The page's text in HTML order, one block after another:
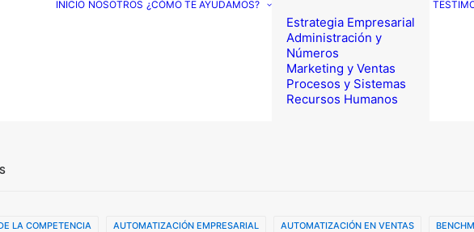
INICIO NOSOTROS ¿CÓMO TE AYUDAMOS?
Estrategia Empresarial
Administración y
Números
Marketing y Ventas
Procesos y Sistemas
Recursos Humanos
LA COMPETENCIA AUTOMATIZACIÓN EMPRESARIAL AUTOMATIZACIÓN EN VENTAS